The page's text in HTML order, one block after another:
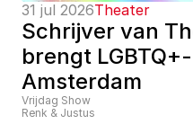
31 jul 2026Theater
Schrijver van
brengt
Amsterdam
Vrijdag Show
Renk & Justus